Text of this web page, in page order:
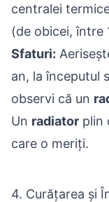
centralei
(de obicei, între
Sfaturi:
an, la începutul
observi că un
Un radiator plin
care o meriți.
4. Curățarea și